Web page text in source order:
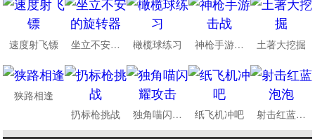
速度射飞镖 坐立不安的旋转器 橄榄球练习 神枪手游击战 土著大挖掘
狭路相逢
扔标枪挑战
独角喵闪耀攻击 纸飞机冲吧 射击红蓝泡泡